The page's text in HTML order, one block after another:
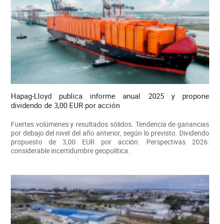
Hapag-Lloyd publica informe anual 2025 y propone
dividendo de 3,00 EUR por acción
Fuertes volúmenes y resultados sólidos. Tendencia de ganancias
por debajo del nivel del año anterior, según lo previsto. Dividendo
propuesto de 3,00 EUR por acción. Perspectivas 2026:
considerable incertidumbre geopolítica.